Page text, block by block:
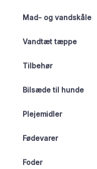
Mad- og vandskåle
Vandtæt tæppe
Tilbehør
Bilsæde til hunde
Plejemidler
Fødevarer
Foder